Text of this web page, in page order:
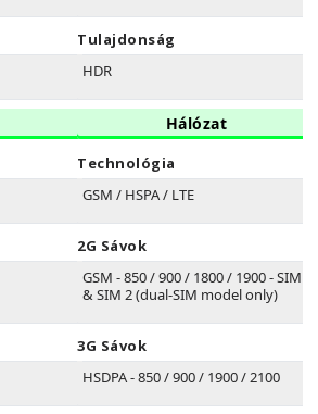
Tulajdonság
HDR
Hálózat
Technológia
GSM / HSPA / LTE
2G Sávok
GSM - 850 / 900 / 1800 / 1900 - SIM 1
& SIM 2 (dual-SIM model only)
3G Sávok
HSDPA - 850 / 900 / 1900 / 2100